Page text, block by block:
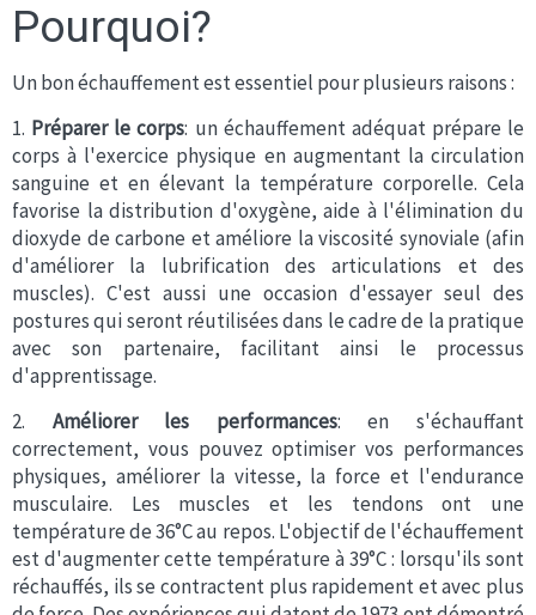
Pourquoi?
Un bon échauffement est essentiel pour plusieurs raisons :
1. Préparer le corps: un échauffement adéquat prépare le
corps à l'exercice physique en augmentant la circulation
sanguine et en élevant la température corporelle. Cela
favorise la distribution d'oxygène, aide à l'élimination du
dioxyde de carbone et améliore la viscosité synoviale (afin
d'améliorer la lubrification des articulations et des
muscles). C'est aussi une occasion d'essayer seul des
postures qui seront réutilisées dans le cadre de la pratique
avec son partenaire, facilitant ainsi le processus
d'apprentissage.
2. Améliorer les performances: en s'échauffant
correctement, vous pouvez optimiser vos performances
physiques, améliorer la vitesse, la force et l'endurance
musculaire. Les muscles et les tendons ont une
température de 36°C au repos. L'objectif de l'échauffement
est d'augmenter cette température à 39°C : lorsqu'ils sont
réchauffés, ils se contractent plus rapidement et avec plus